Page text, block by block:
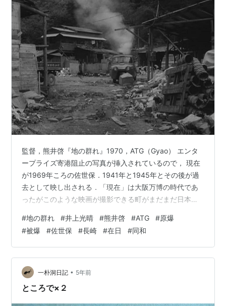
監督，熊井啓『地の群れ』1970，ATG（Gyao） エンタ
ープライズ寄港阻止の写真が挿入されているので， 現在
が1969年ころの佐世保．1941年と1945年とその後が過
去として映し出される．「現在」は大阪万博の時代であ
ったがこのような映画が撮影できる町がまだまだ日本に
焼け残った長屋やバラック家屋があった．大阪には水田
も多くあり，農村部では藁ぶき屋根も残っていた． 1968
年か1969年の日本で撮影されているのだ．私は，貧しい
し，じぶんで働く年齢でもなかったし， 描かれているこ
とについては同和教育の授業時間かぎりの感覚でいたの
でこの映画はずっ…
#地の群れ #井上光晴 #熊井啓 #ATG #原爆
#被爆 #佐世保 #長崎 #在日 #同和
一朴洞日記 • 5年前
ところで×２